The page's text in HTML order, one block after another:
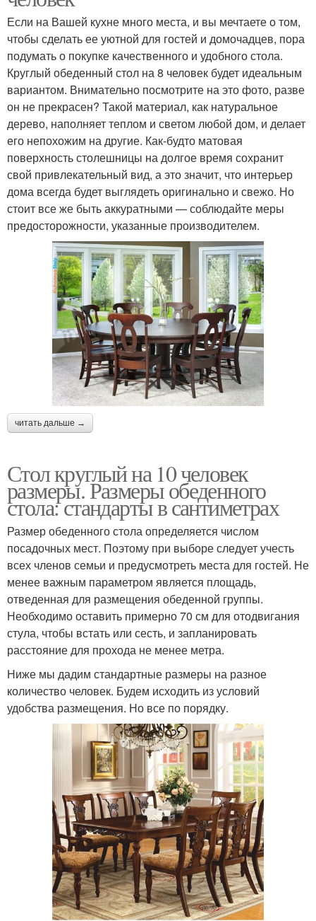
Если на Вашей кухне много места, и вы мечтаете о том,
чтобы сделать ее уютной для гостей и домочадцев, пора
подумать о покупке качественного и удобного стола.
Круглый обеденный стол на 8 человек будет идеальным
вариантом. Внимательно посмотрите на это фото, разве
он не прекрасен? Такой материал, как натуральное
дерево, наполняет теплом и светом любой дом, и делает
его непохожим на другие. Как-будто матовая
поверхность столешницы на долгое время сохранит
свой привлекательный вид, а это значит, что интерьер
дома всегда будет выглядеть оригинально и свежо. Но
стоит все же быть аккуратными — соблюдайте меры
предосторожности, указанные производителем.
читать дальше →
Стол круглый на 10 человек
размеры. Размеры обеденного
стола: стандарты в сантиметрах
Размер обеденного стола определяется числом
посадочных мест. Поэтому при выборе следует учесть
всех членов семьи и предусмотреть места для гостей. Не
менее важным параметром является площадь,
отведенная для размещения обеденной группы.
Необходимо оставить примерно 70 см для отодвигания
стула, чтобы встать или сесть, и запланировать
расстояние для прохода не менее метра.
Ниже мы дадим стандартные размеры на разное
количество человек. Будем исходить из условий
удобства размещения. Но все по порядку.